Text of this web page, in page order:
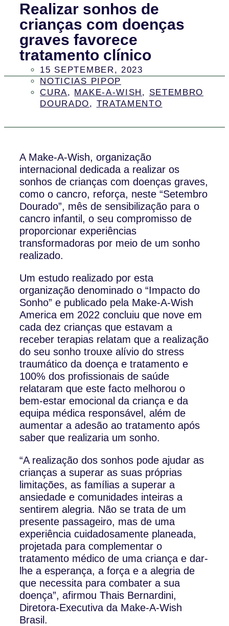
Realizar sonhos de
crianças com doenças
graves favorece
tratamento clínico
15 SEPTEMBER, 2023
NOTICIAS PIPOP
CURA, MAKE-A-WISH , SETEMBRO
DOURADO, TRATAMENTO
A Make-A-Wish, organização
internacional dedicada a realizar os
sonhos de crianças com doenças graves,
como o cancro, reforça, neste “Setembro
Dourado”, mês de sensibilização para o
cancro infantil, o seu compromisso de
proporcionar experiências
transformadoras por meio de um sonho
realizado.
Um estudo realizado por esta
organização denominado o “Impacto do
Sonho” e publicado pela Make-A-Wish
America em 2022 concluiu que nove em
cada dez crianças que estavam a
receber terapias relatam que a realização
do seu sonho trouxe alívio do stress
traumático da doença e tratamento e
100% dos profissionais de saúde
relataram que este facto melhorou o
bem-estar emocional da criança e da
equipa médica responsável, além de
aumentar a adesão ao tratamento após
saber que realizaria um sonho.
“A realização dos sonhos pode ajudar as
crianças a superar as suas próprias
limitações, as famílias a superar a
ansiedade e comunidades inteiras a
sentirem alegria. Não se trata de um
presente passageiro, mas de uma
experiência cuidadosamente planeada,
projetada para complementar o
tratamento médico de uma criança e dar-
lhe a esperança, a força e a alegria de
que necessita para combater a sua
doença”, afirmou Thais Bernardini,
Diretora-Executiva da Make-A-Wish
Brasil.